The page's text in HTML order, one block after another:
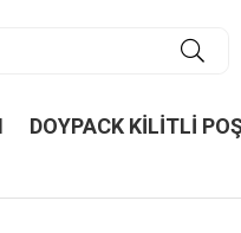
DOYPACK KİLİTLİ